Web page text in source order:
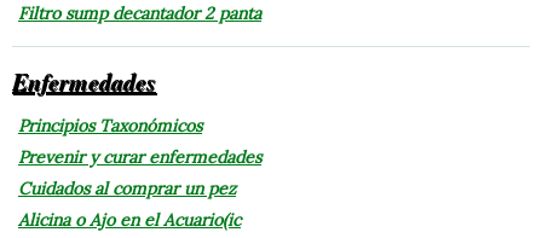
Filtro sump decantador 2 panta
Enfermedades
Principios Taxonómicos
Prevenir y curar enfermedades
Cuidados al comprar un pez
Alicina o Ajo en el Acuario(ic